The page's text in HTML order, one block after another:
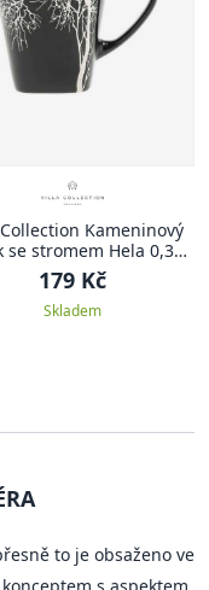
Kameninový
se stromem Hela 0,35l
Black
179 Kč
Skladem
to je obsaženo ve